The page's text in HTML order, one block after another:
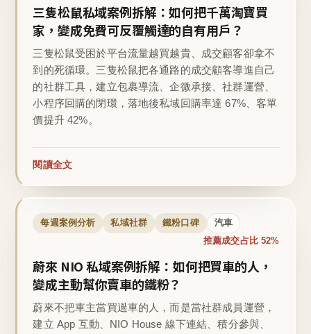
三隻松鼠私域案例拆解：如何把千萬淘寶買
家，變成免費可反覆觸達的自有用戶？
三隻松鼠受困於平台流量越買越貴、成交顧客卻拿不
到的死循環。三隻松鼠把各通路的成交顧客導進自己
的社群工具，建立包裹導流、企微承接、社群運營、
小程序回購的閉環，落地後私域回購率達 67%、客單
價提升 42%。
閱讀全文
每週案例分析 私域社群 鐵粉口碑 汽車
推薦成交占比 52%
蔚來 NIO 私域案例拆解：如何把買車的人，
變成主動幫你賣車的鐵粉？
蔚來不把車主當買過車的人，而是當社群成員運營，
建立 App 互動、NIO House 線下連結、積分參與、